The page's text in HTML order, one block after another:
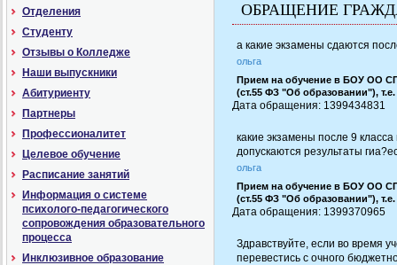
Отделения
Студенту
Отзывы о Колледже
Наши выпускники
Абитуриенту
Партнеры
Профессионалитет
Целевое обучение
Расписание занятий
Информация о системе
психолого-педагогического
сопровождения образовательного
процесса
Инклюзивное образование
ОБРАЩЕНИЕ
а какие экзамены сдаются
ольга
Прием на обучение в БОУ ОО
(ст.55 ФЗ "Об образовании"), т.е.
Дата обращения: 1399434831
какие экзамены после 9
допускаются результаты
ольга
Прием на обучение в БОУ ОО
(ст.55 ФЗ "Об образовании"),
Дата обращения: 1399370965
Здравствуйте, если во время
перевестись с очного